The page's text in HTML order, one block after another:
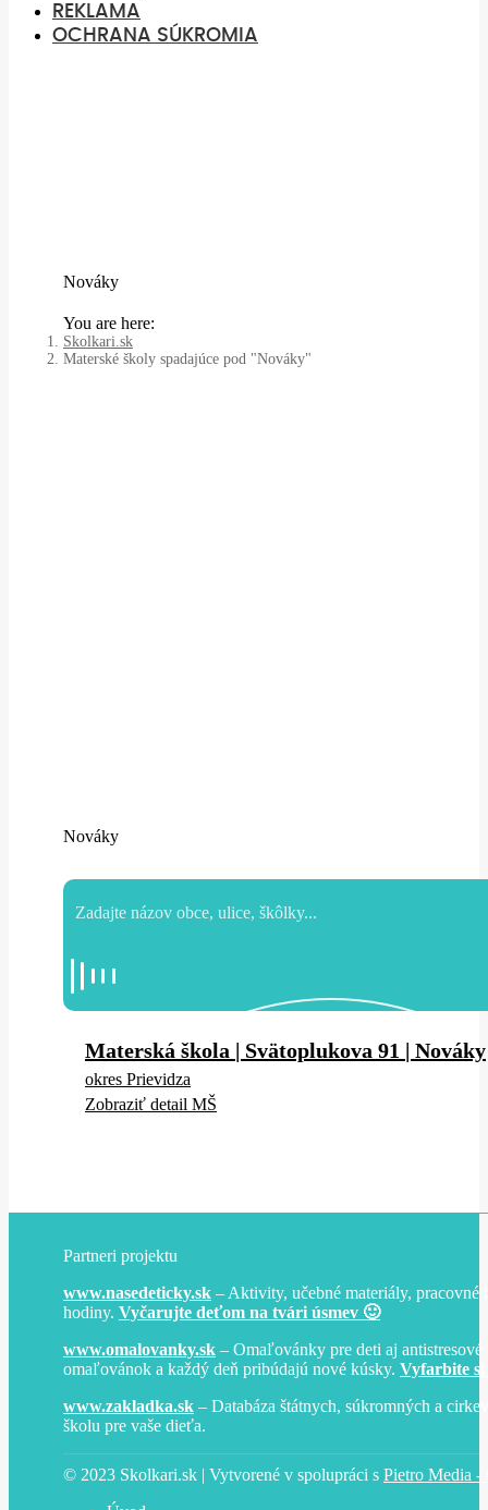
REKLAMA
OCHRANA SÚKROMIA
Nováky
You are here:
Skolkari.sk
Materské školy spadajúce pod "Nováky"
Nováky
Materská škola | Svätoplukova 91 | Nováky
okres Prievidza
Zobraziť detail MŠ
Partneri projektu
www.nasedeticky.sk – Aktivity, učebné materiály,
hodiny. Vyčarujte deťom na tvári úsmev 🙂
www.omalovanky.sk – Omaľovánky pre deti aj
omaľovánok a každý deň pribúdajú nové kúsky. Vyfarbite si
www.zakladka.sk – Databáza štátnych, súkromných a
školu pre vaše dieťa.
© 2023 Skolkari.sk | Vytvorené v spolupráci s Pietro Media -